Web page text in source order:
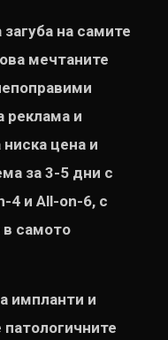
на самите
мечтаните
реклама и
цена и
за 3-5 дни с
4 и All-on-6, с
самото
импланти и
патологичните